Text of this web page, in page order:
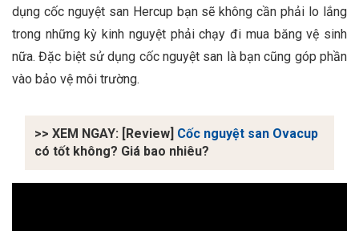
dụng cốc nguyệt san Hercup bạn sẽ không cần phải lo lắng
trong những kỳ kinh nguyệt phải chạy đi mua băng vệ sinh
nữa. Đặc biệt sử dụng cốc nguyệt san là bạn cũng góp phần
vào bảo vệ môi trường.
>> XEM NGAY: [Review] Cốc nguyệt san Ovacup
có tốt không? Giá bao nhiêu?